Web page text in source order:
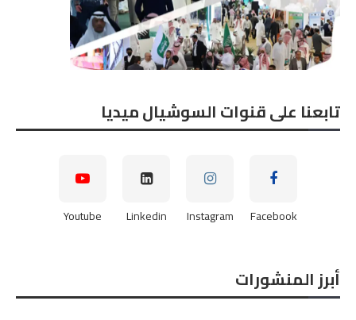
تابعنا على قنوات السوشيال ميديا
Facebook
Instagram
Linkedin
Youtube
أبرز المنشورات